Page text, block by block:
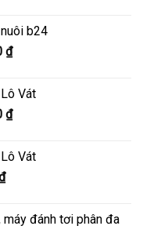
5.900.000 ₫
đến
b24
₫Khoảng
9.800.000 ₫
đến
Vát
₫Khoảng
8.300.000 ₫
Vát
Khoảng
7.500.000 ₫
đánh tơi phân đa